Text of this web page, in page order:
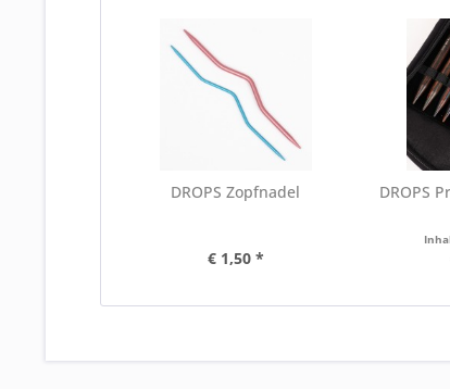
DROPS Zopfnadel
€ 1,50 *
DROPS